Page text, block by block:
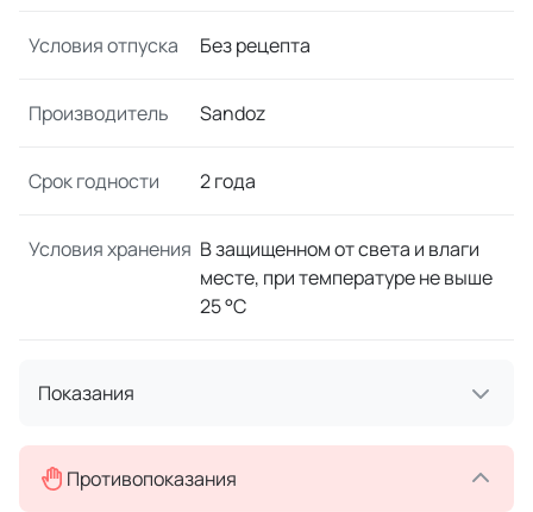
Условия отпуска Без рецепта
Производитель Sandoz
Срок годности 2 года
Условия хранения В защищенном от света и влаги
месте, при температуре не выше
25 °C
Показания
Противопоказания